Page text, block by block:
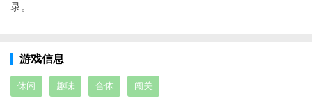
录。
游戏信息
休闲 趣味 合体 闯关